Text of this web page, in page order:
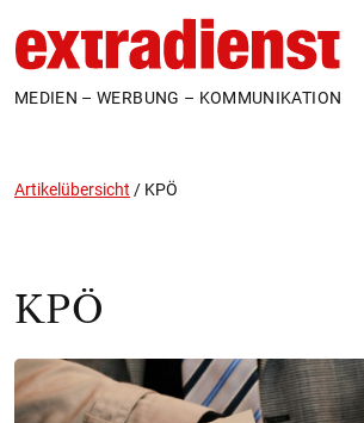
MEDIEN – WERBUNG – KOMMUNIKATION
Artikelübersicht / KPÖ
KPÖ